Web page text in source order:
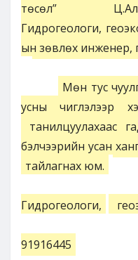
төсөл”
Гидрогеологи,
ын зөвлөх инженер,
Мөн тус
усны чиглэлээр
танилцуулахаас
бэлчээрийн усан
тайлагнах юм.
Гидрогеологи,
91916445